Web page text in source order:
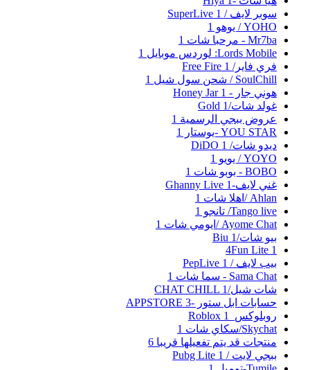
سوبر لايف / SuperLive 1
YOHO / يوهو
1
Mr7ba - مرحبا شات
1
Lords Mobile: لوردس موبايل
1
فري فاير/ Free Fire 1
SoulChill / شحن سول شيل
1
هوني جار - Honey Jar 1
غولد شات/Gold1
عروض ببجي الرسمية 1
YOU STAR -يوستار
1
ديدو شات/ DiDO 1
YOYO / يويو
1
BOBO - بوبو شات
1
غني لايف-Ghanny Live1
Ahlan /اهلا شات
1
Tango live/ تانجو
1
Ayome Chat /ايومي شات
1
بيو شات/Biu1
4Fun Lite 1
بيب لايف / PepLive 1
Sama Chat - سما شات
1
شات شيل/CHAT CHILL1
حسابات ابل ستور -APPSTORE3
روبلوكس_Roblox
1
Skychat/سكاي شات
1
منتجات قد يتم تفعيلها قريبا 6
ببجي لايت / Pubg Lite 1